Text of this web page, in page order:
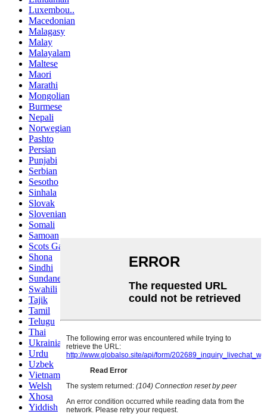
Luxembou..
Macedonian
Malagasy
Malay
Malayalam
Maltese
Maori
Marathi
Mongolian
Burmese
Nepali
Norwegian
Pashto
Persian
Punjabi
Serbian
Sesotho
Sinhala
Slovak
Slovenian
Somali
Samoan
Scots Gaelic
Shona
Sindhi
Sundanese
Swahili
Tajik
Tamil
Telugu
Thai
Ukrainian
Urdu
Uzbek
Vietnamese
Welsh
Xhosa
Yiddish